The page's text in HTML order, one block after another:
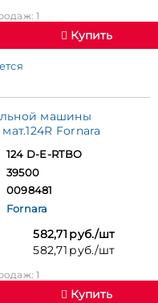
1
Купить
машины
Fornara
124 D-E-RTBO
39500
0098481
Fornara
582,71 руб./шт
582,71 руб./шт
1
Купить